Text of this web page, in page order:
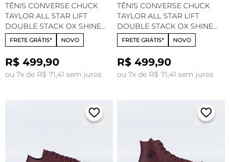
TÊNIS CONVERSE CHUCK
TAYLOR ALL STAR LIFT
DOUBLE STACK OX SHINE
GRAFITE ESCURO AMENDOA
CT35950002
FRETE GRÁTIS* NOVO
R$ 499,90
ou 7x de R$ 71,41 sem juros
TÊNIS CONVERSE CHUCK
TAYLOR ALL STAR LIFT
DOUBLE STACK OX SHINE
CASTANHA CLARA
AMENDOA CT35950003
FRETE GRÁTIS* NOVO
R$ 499,90
ou 7x de R$ 71,41 sem juros